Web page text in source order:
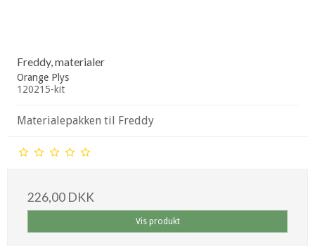
Freddy, materialer
Orange Plys
120215-kit
Materialepakken til Freddy
226,00 DKK
Vis produkt